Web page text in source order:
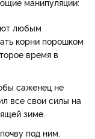
любым
корни порошком
время в
саженец не
все свои силы на
зиме.
под ним.